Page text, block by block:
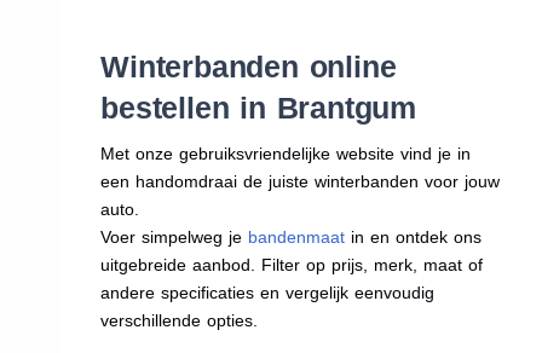
Winterbanden online
bestellen in Brantgum
Met onze gebruiksvriendelijke website vind je in
een handomdraai de juiste winterbanden voor jouw
auto.
Voer simpelweg je bandenmaat in en ontdek ons
uitgebreide aanbod. Filter op prijs, merk, maat of
andere specificaties en vergelijk eenvoudig
verschillende opties.